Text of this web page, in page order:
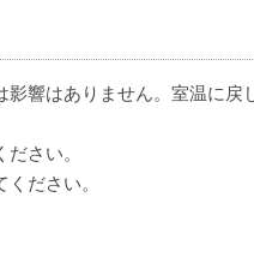
影響はありません。室温に戻
さい。
ださい。